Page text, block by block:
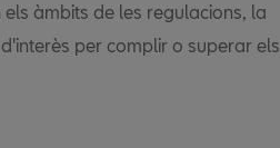
àmbits de les regulacions, la
per complir o superar els